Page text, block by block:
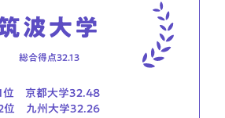
波大学
総合得点32.13
位　京都大学32.48
位　九州大学32.26